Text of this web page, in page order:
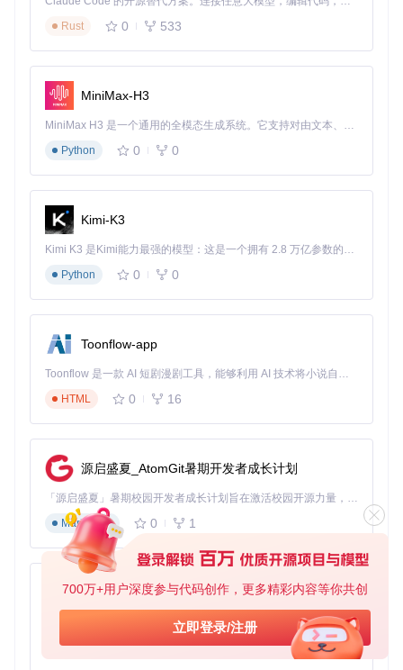
700万+用户深度参与代码创作，更多精彩内容等你共创
立即登录/注册
Rust
0 533
MiniMax-H3
MiniMax H3 是一个通用的全模态生成系统。它支持对由文本、图像、视频和音频组成的多模态上下文进行统一理解，并能生成分辨率高达 2K、时长可达 15 秒的带原生立体声音频的视频。得益于面向任务泛化的系统设计，H3 在预训练阶段就已具备广泛的多模态上下文理解与生成能力，能够出色地执行复杂的多模态指令。
Python
0 0
Kimi-K3
Kimi K3 是Kimi能力最强的模型：这是一个拥有 2.8 万亿参数的混合专家（MoE）模型，具备原生视觉理解能力，并支持 100 万 token 的上下文窗口。
Python
0 0
Toonflow-app
Toonflow 是一款 AI 短剧漫剧工具，能够利用 AI 技术将小说自动转化为剧本，并结合 AI 生成的图片和视频，实现高效的短剧创作。借助 Toonflow，可以轻松完成从文字到影像的全流程，让短剧制作变得更加智能与便捷。
HTML
0 16
源启盛夏_AtomGit暑期开发者成长计划
「源启盛夏」暑期校园开发者成长计划旨在激活校园开源力量，通过积分激励、认证扶持、资源倾斜等形式，引导高校组织和开发者完成「入驻 — 建项目 — 做贡献 — 获认证 — 得资源」的完整闭环。无论你是想带领社团入驻平台的组织者，还是希望用代码贡献证明自己的开发者，都能在这里找到属于你的成长路径。
Markdown
0 1
AionUi
免费、本地、开源的 24/7 全天候 Cowork 应用，以及适用于 Gemini CLI、Claude Code、Codex、OpenCode、Qwen Code、Goose CLI、Auggie 等的 OpenClaw | 🌟 喜欢就点star吧
TypeScript
0 6